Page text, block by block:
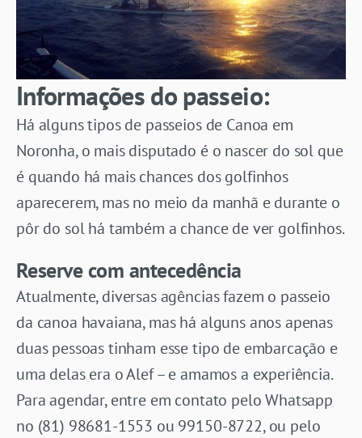
Informações do passeio:
Há alguns tipos de passeios de Canoa em
Noronha, o mais disputado é o nascer do sol que
é quando há mais chances dos golfinhos
aparecerem, mas no meio da manhã e durante o
pôr do sol há também a chance de ver golfinhos.
Reserve com antecedência
Atualmente, diversas agências fazem o passeio
da canoa havaiana, mas há alguns anos apenas
duas pessoas tinham esse tipo de embarcação e
uma delas era o Alef – e amamos a experiência.
Para agendar, entre em contato pelo Whatsapp
no (81) 98681-1553 ou 99150-8722, ou pelo